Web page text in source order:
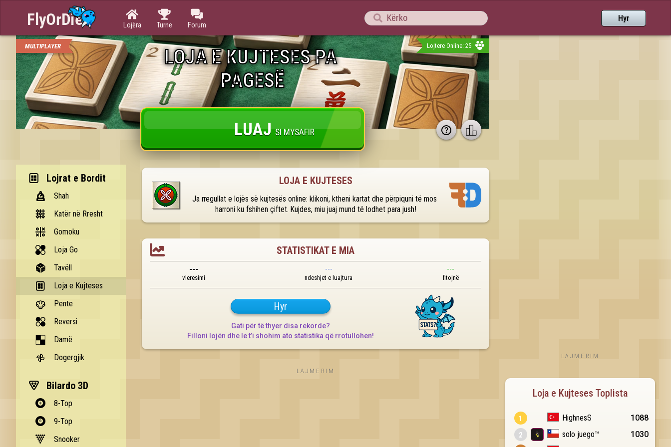

Lojëra

Turne

Forum
 Hyr
MULTIPLAYER Lojtere Online: 25
LOJA E KUJTESES PA
PAGESË
LUAJ SI MYSAFIR
Lojrat e Bordit
Shah
Katër në Rresht
Gomoku
Loja Go
Tavëll
Loja e Kujteses
Pente
Reversi
Damë
Dogergjik
Bilardo 3D
8-Top
9-Top
Snooker
LOJA E KUJTESES
Ja rregullat e lojës së kujtesës online: klikoni, ktheni kartat dhe përpiquni të mos
harroni ku fshihen çiftet. Kujdes, miu juaj mund të lodhet para jush!
 STATISTIKAT E MIA
---
vleresimi
---
ndeshjet e luajtura
---
fitojnë
Hyr
Gati për të thyer disa rekorde?
Filloni lojën dhe le t’i shohim ato statistika që rrotullohen!
LAJMERIM
LAJMERIM
Loja e Kujteses Toplista